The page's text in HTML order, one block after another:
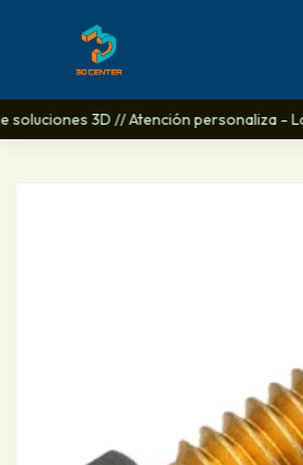
3D // Atención personaliza -